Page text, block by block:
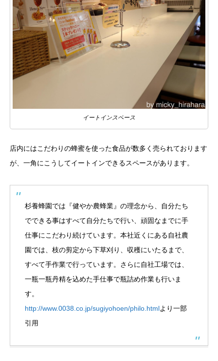
イートインスペース
店内にはこだわりの蜂蜜を使った食品が数多く売られております
が、一角にこうしてイートインできるスペースがあります。
杉養蜂園では『健やか農蜂業』の理念から、自分たち
でできる事はすべて自分たちで行い、頑固なまでに手
仕事にこだわり続けています。本社近くにある自社農
園では、枝の剪定から下草刈り、収穫にいたるまで、
すべて手作業で行っています。さらに自社工場では、
一瓶一瓶丹精を込めた手仕事で瓶詰め作業も行いま
す。
http://www.0038.co.jp/sugiyohoen/philo.htmlより一部
引用